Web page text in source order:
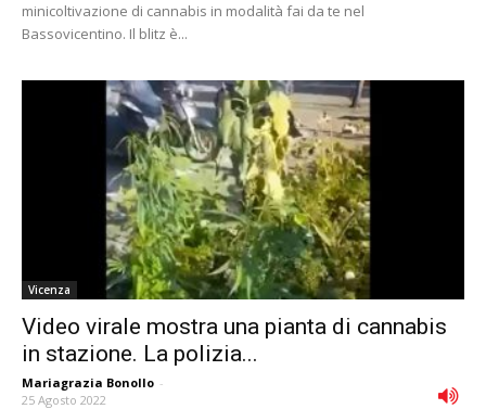
minicoltivazione di cannabis in modalità fai da te nel
Bassovicentino. Il blitz è...
Vicenza
Video virale mostra una pianta di cannabis
in stazione. La polizia...
Mariagrazia Bonollo -
25 Agosto 2022